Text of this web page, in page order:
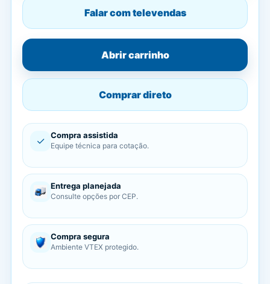
Falar com televendas
Abrir carrinho
Comprar direto
✓ Compra assistida
Equipe técnica para cotação.
Entrega planejada
Consulte opções por CEP.
Compra segura
Ambiente VTEX protegido.